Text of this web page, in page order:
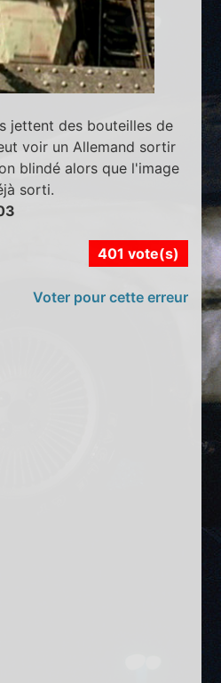
jettent des bouteilles de
voir un Allemand sortir
blindé alors que l'image
sorti.
401 vote(s)
Voter pour cette erreur